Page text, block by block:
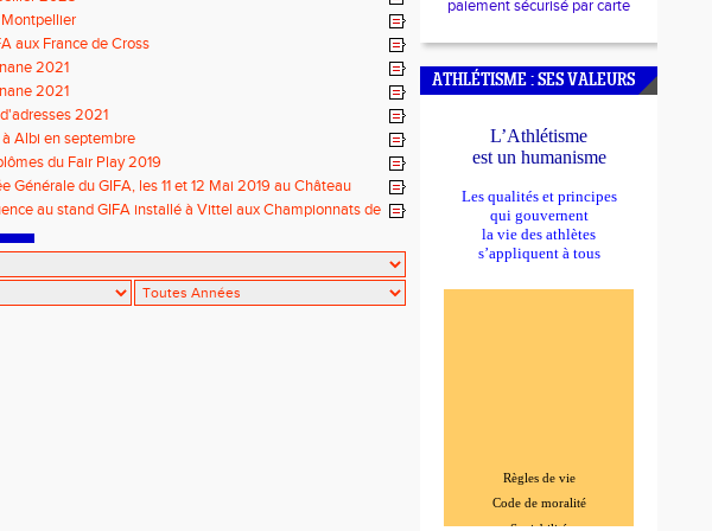
aux France de Cross
2021
2021
2021
Albi en septembre
du Fair Play 2019
Générale du GIFA, les 11 et 12 Mai 2019 au Château
au stand GIFA installé à Vittel aux Championnats de
Hassan SEBTAOUI
Fond, 25km
Viviane BONVIN-COUEDRIAU
400m, 400m haies
Francis RATAJCZAK
Sprint 110m Haies
Huguette JOUAULT-PAYS
Fond, 100 km
Perche
Marteau
paiement sécurisé par carte
ATHLÉTISME : SES VALEURS
L’Athlétisme
est un humanisme
Les qualités et principes
qui gouvernent
la vie des athlètes
s’appliquent à tous
Règles de vie
Code de moralité
Sociabilité